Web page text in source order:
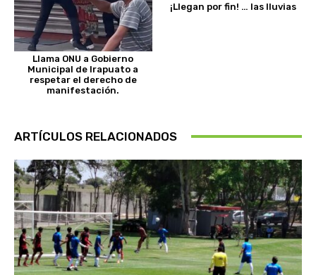
Llama ONU a Gobierno
Municipal de Irapuato a
respetar el derecho de
manifestación.
¡Llegan por fin! … las lluvias
ARTÍCULOS RELACIONADOS